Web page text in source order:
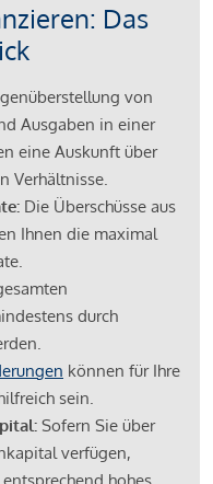
Das
von
Ausgaben in einer
eine Auskunft über
Verhältnisse.
Die Überschüsse aus
Ihnen die maximal
durch
können für Ihre
sein.
Sofern Sie über
verfügen,